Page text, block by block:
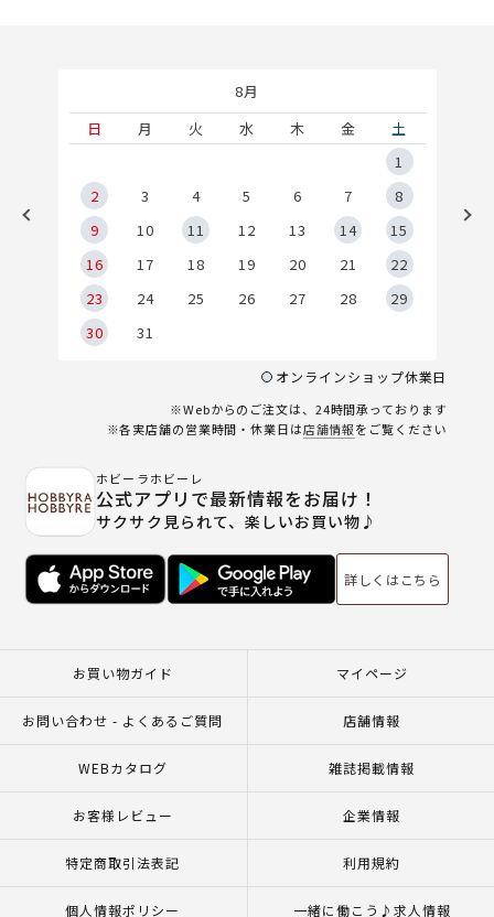
8月
日
月 火 水 木 金
土
1
2
3 4 5 6 7
8
9
10 11 12 13 14
15
16
17 18 19 20 21
22
23
24 25 26 27 28
29
30
31
オンラインショップ休業日
※Webからのご注文は、24時間承っております
※各実店舗の営業時間・休業日は店舗情報をご覧ください
ホビーラホビーレ
公式アプリで最新情報をお届け！
サクサク見られて、楽しいお買い物♪
詳しくはこちら
お買い物ガイド マイページ
お問い合わせ - よくあるご質問 店舗情報
WEBカタログ 雑誌掲載情報
お客様レビュー 企業情報
特定商取引法表記 利用規約
個人情報ポリシー 一緒に働こう♪求人情報